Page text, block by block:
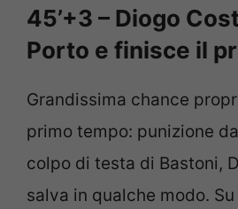
45’+3 – Diogo
Porto e finisce il
Grandissima chance
primo tempo: punizione
colpo di testa di Bastoni,
salva in qualche modo.